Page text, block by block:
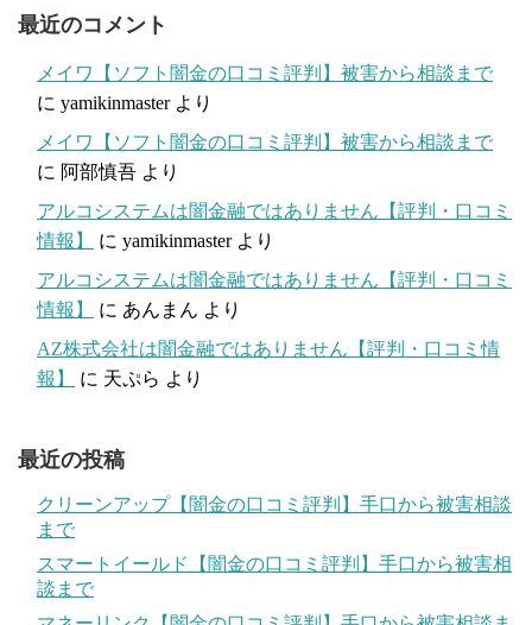
最近のコメント
メイワ【ソフト闇金の口コミ評判】被害から相談まで
に yamikinmasterより
メイワ【ソフト闇金の口コミ評判】被害から相談まで
に 阿部慎吾 より
アルコシステムは闇金融ではありません【評判・口コミ
情報】
に yamikinmasterより
アルコシステムは闇金融ではありません【評判・口コミ
情報】
に あんまん より
AZ株式会社は闇金融ではありません【評判・口コミ情
報】
に 天ぷら より
最近の投稿
クリーンアップ【闇金の口コミ評判】手口から被害相談
まで
スマートイールド【闇金の口コミ評判】手口から被害相
談まで